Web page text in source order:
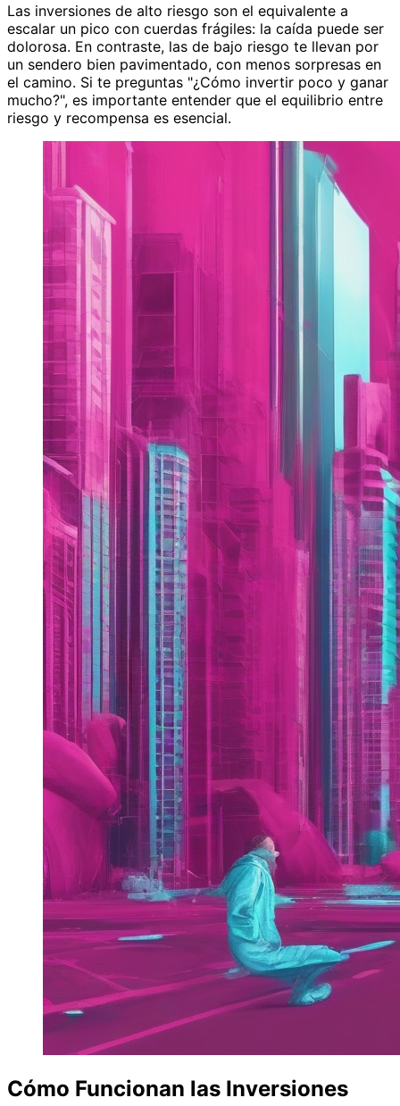
Las inversiones de alto riesgo son el equivalente a
escalar un pico con cuerdas frágiles: la caída puede ser
dolorosa. En contraste, las de bajo riesgo te llevan por
un sendero bien pavimentado, con menos sorpresas en
el camino. Si te preguntas "¿Cómo invertir poco y ganar
mucho?", es importante entender que el equilibrio entre
riesgo y recompensa es esencial.
Cómo Funcionan las Inversiones